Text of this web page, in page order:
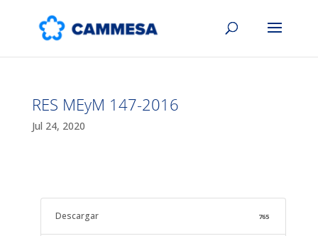
RES MEyM 147-2016
Jul 24, 2020
Descargar 765